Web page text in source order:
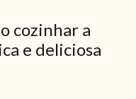
cozinhar a
e deliciosa